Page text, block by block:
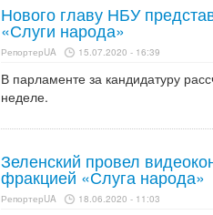
Нового главу НБУ
«Слуги народа»
РепортерUA 15.07.2020 - 16:39
В парламенте за кандидатуру
неделе.
Зеленский провел
фракцией «Слуга народа»
РепортерUA 18.06.2020 - 11:03